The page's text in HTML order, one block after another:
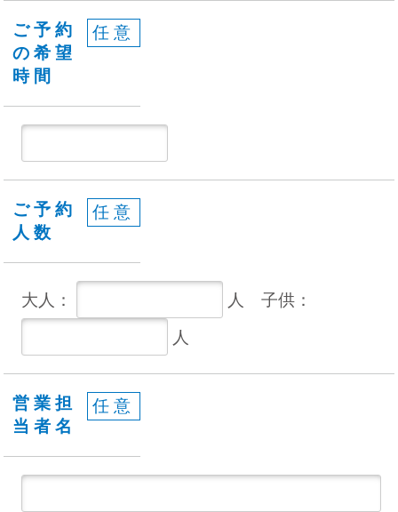
ご予約
の希望
時間
任意
ご予約
人数
任意
大人：
人 子供：
人
営業担
当者名
任意